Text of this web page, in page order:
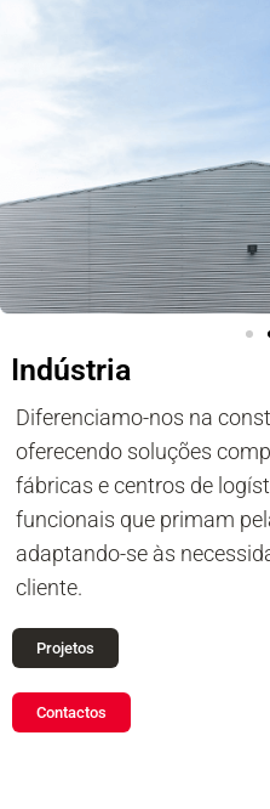
Indústria
Diferenciamo-nos na
oferecendo soluções
fábricas e centros de
funcionais que primam
adaptando-se às
cliente.
Projetos
Contactos